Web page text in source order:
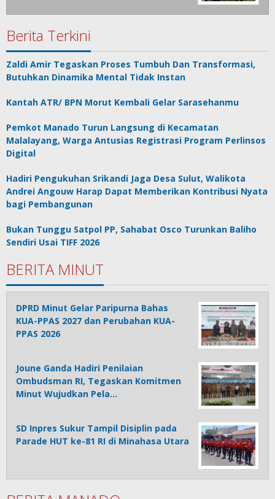
Berita Terkini
Zaldi Amir Tegaskan Proses Tumbuh Dan Transformasi,
Butuhkan Dinamika Mental Tidak Instan
Kantah ATR/ BPN Morut Kembali Gelar Sarasehanmu
Pemkot Manado Turun Langsung di Kecamatan
Malalayang, Warga Antusias Registrasi Program Perlinsos
Digital
Hadiri Pengukuhan Srikandi Jaga Desa Sulut, Walikota
Andrei Angouw Harap Dapat Memberikan Kontribusi Nyata
bagi Pembangunan
Bukan Tunggu Satpol PP, Sahabat Osco Turunkan Baliho
Sendiri Usai TIFF 2026
BERITA MINUT
DPRD Minut Gelar Paripurna Bahas
KUA-PPAS 2027 dan Perubahan KUA-
PPAS 2026
Joune Ganda Hadiri Penilaian
Ombudsman RI, Tegaskan Komitmen
Minut Wujudkan Pela…
SD Inpres Sukur Tampil Disiplin pada
Parade HUT ke-81 RI di Minahasa Utara